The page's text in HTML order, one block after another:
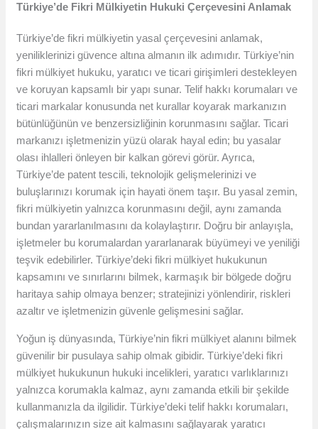
Türkiye’de Fikri Mülkiyetin Hukuki Çerçevesini Anlamak
Türkiye’de fikri mülkiyetin yasal çerçevesini anlamak,
yeniliklerinizi güvence altına almanın ilk adımıdır. Türkiye’nin
fikri mülkiyet hukuku, yaratıcı ve ticari girişimleri destekleyen
ve koruyan kapsamlı bir yapı sunar. Telif hakkı korumaları ve
ticari markalar konusunda net kurallar koyarak markanızın
bütünlüğünün ve benzersizliğinin korunmasını sağlar. Ticari
markanızı işletmenizin yüzü olarak hayal edin; bu yasalar
olası ihlalleri önleyen bir kalkan görevi görür. Ayrıca,
Türkiye’de patent tescili, teknolojik gelişmelerinizi ve
buluşlarınızı korumak için hayati önem taşır. Bu yasal zemin,
fikri mülkiyetin yalnızca korunmasını değil, aynı zamanda
bundan yararlanılmasını da kolaylaştırır. Doğru bir anlayışla,
işletmeler bu korumalardan yararlanarak büyümeyi ve yeniliği
teşvik edebilirler. Türkiye’deki fikri mülkiyet hukukunun
kapsamını ve sınırlarını bilmek, karmaşık bir bölgede doğru
haritaya sahip olmaya benzer; stratejinizi yönlendirir, riskleri
azaltır ve işletmenizin güvenle gelişmesini sağlar.
Yoğun iş dünyasında, Türkiye’nin fikri mülkiyet alanını bilmek
güvenilir bir pusulaya sahip olmak gibidir. Türkiye’deki fikri
mülkiyet hukukunun hukuki incelikleri, yaratıcı varlıklarınızı
yalnızca korumakla kalmaz, aynı zamanda etkili bir şekilde
kullanmanızla da ilgilidir. Türkiye’deki telif hakkı korumaları,
çalışmalarınızın size ait kalmasını sağlayarak yaratıcı